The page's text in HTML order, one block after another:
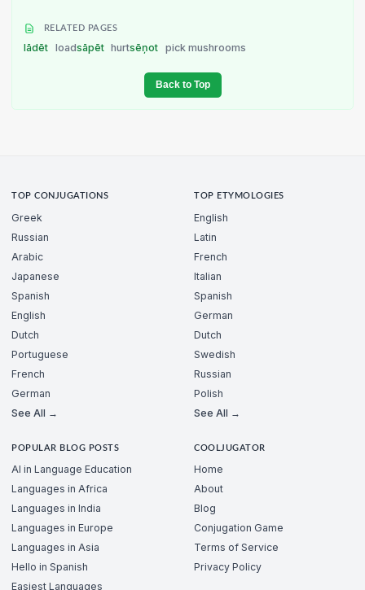
RELATED PAGES
lādēt loadsāpēt hurtsēņot pick mushrooms
Back to Top
TOP CONJUGATIONS
Greek
Russian
Arabic
Japanese
Spanish
English
Dutch
Portuguese
French
German
See All →
TOP ETYMOLOGIES
English
Latin
French
Italian
Spanish
German
Dutch
Swedish
Russian
Polish
See All →
POPULAR BLOG POSTS
AI in Language Education
Languages in Africa
Languages in India
Languages in Europe
Languages in Asia
Hello in Spanish
Easiest Languages
COOLJUGATOR
Home
About
Blog
Conjugation Game
Terms of Service
Privacy Policy